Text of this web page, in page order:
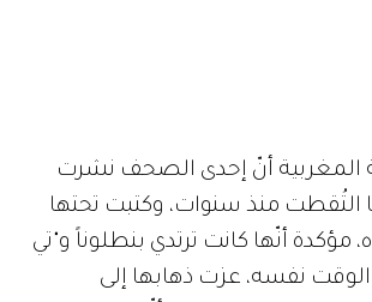
المغربية أنّ إحدى الصحف نشرت
التُقطت منذ سنوات، وكتبت تحتها
مؤكدة أنّها كانت ترتدي بنطلوناً و"تي
نفسه، عزت ذهابها إلى